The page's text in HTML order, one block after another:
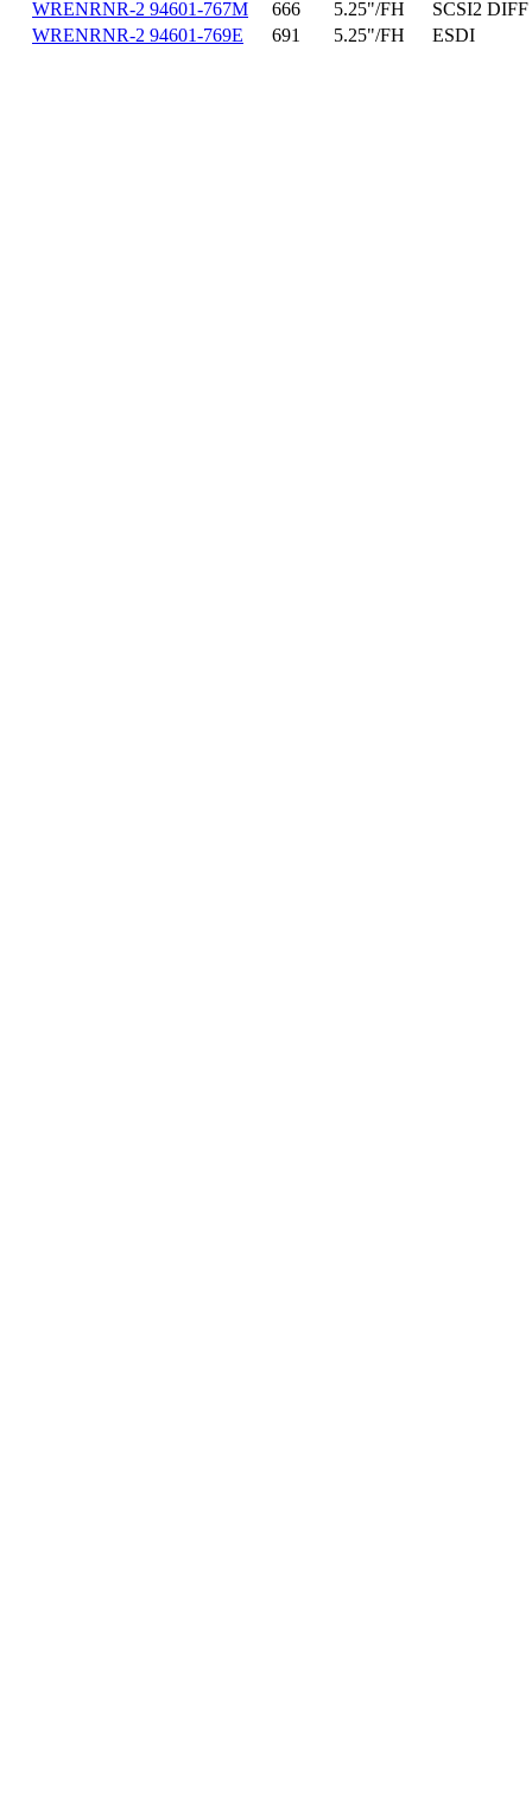
WRENRNR-2 94601-767M 666 5.25"/FH
SCSI2 DIFF
WRENRNR-2 94601-769E
691 5.25"/FH ESDI